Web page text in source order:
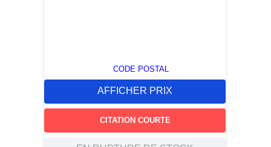
CODE POSTAL
AFFICHER PRIX
CITATION COURTE